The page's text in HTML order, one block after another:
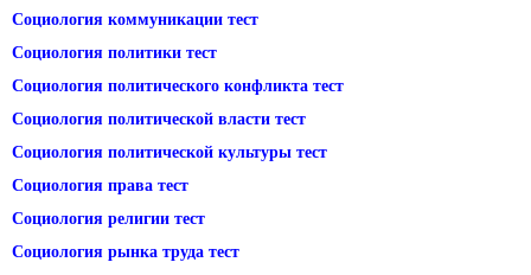
Социология коммуникации тест
Социология политики тест
Социология политического конфликта тест
Социология политической власти тест
Социология политической культуры тест
Социология права тест
Социология религии тест
Социология рынка труда тест